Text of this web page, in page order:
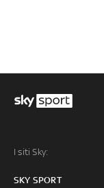
I siti Sky:
SKY SPORT